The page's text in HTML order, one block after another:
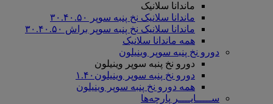
ماندانا سلانیک
ماندانا سلانیک نخ پنبه سوپر ۳۰.۴۰.۵۰
ماندانا سلانیک نخ پنبه سوپر براش ۳۰.۴۰.۵۰
همه ماندانا سلانیک
دورو نخ پنبه سوپر وینیلون
دورو نخ پنبه سوپر وینیلون
دورو نخ پنبه سوپر وینیلون۱.۴۰
همه دورو نخ پنبه سوپر وینیلون
ســـــایــــر پارچه‌ها